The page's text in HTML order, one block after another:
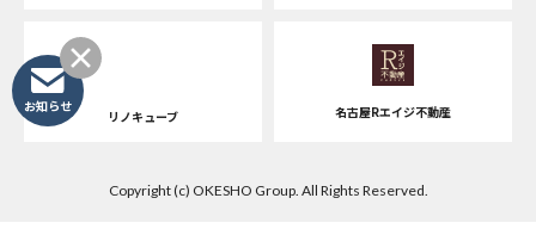
リノキューブ 名古屋Rエイジ不動産
Copyright (c) OKESHO Group. All Rights Reserved.
お知らせ